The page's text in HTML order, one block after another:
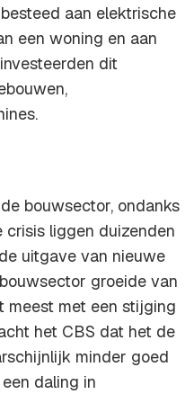
aan elektrische
een woning en aan
dit
bouwsector, ondanks
crisis liggen duizenden
uitgave van nieuwe
groeide van
meest met een stijging
het CBS dat het de
minder goed
daling in